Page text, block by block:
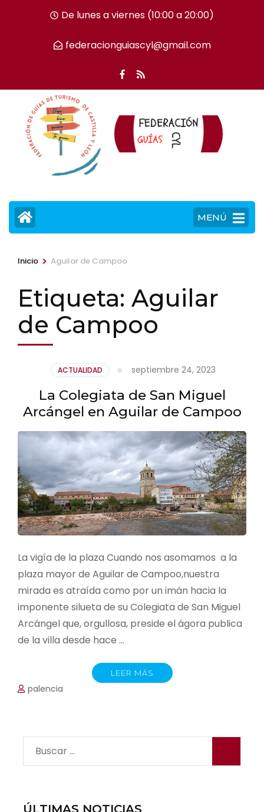
tecla
De lunes a viernes (10:00 a 20:00)
federacionguiascyl@gmail.com
MENÚ
Inicio > Aguilar de Campoo
Etiqueta: Aguilar
de Campoo
ACTUALIDAD septiembre 24, 2023
La Colegiata de San Miguel
Arcángel en Aguilar de Campoo
La vigía de la plaza Cuando nos asomamos a la
plaza mayor de Aguilar de Campoo,nuestra
mirada es atraída como por un imán hacia la
imponente silueta de su Colegiata de San Miguel
Arcángel que, orgullosa, preside el ágora publica
de la villa desde hace …
LEER MÁS
palencia
Buscar: